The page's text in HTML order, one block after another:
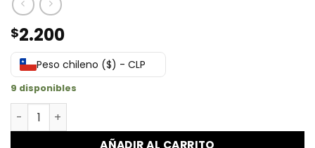
$2.200
Peso chileno ($) - CLP
9 disponibles
Brasil - P198b - 100 Cruzeiros cantidad
AÑADIR AL CARRITO